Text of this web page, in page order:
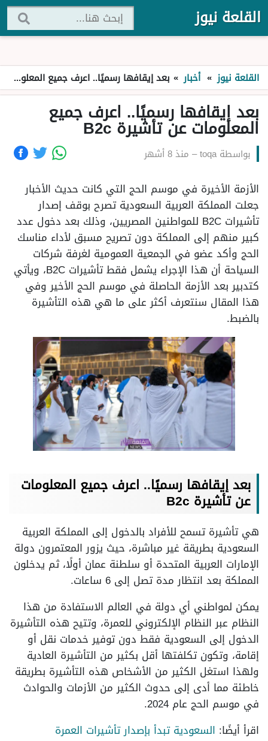
القلعة نيوز
القلعة نيوز » أخبار » بعد إيقافها رسميًا.. اعرف جميع المعلومات عن تأشيرة B2c
بعد إيقافها رسميًا.. اعرف جميع
المعلومات عن تأشيرة B2c
بواسطةtoqa
– منذ 8 أشهر
الأزمة الأخيرة في موسم الحج التي كانت حديث الأخبار
جعلت المملكة العربية السعودية تصرح بوقف إصدار
تأشيرات B2C للمواطنين المصريين، وذلك بعد دخول عدد
كبير منهم إلى المملكة دون تصريح مسبق لأداء مناسك
الحج وأكد عضو في الجمعية العمومية لغرفة شركات
السياحة أن هذا الإجراء يشمل فقط تأشيرات B2C، ويأتي
كتدبير بعد الأزمة الحاصلة في موسم الحج الأخير وفي
هذا المقال سنتعرف أكثر على ما هي هذه التأشيرة
بالضبط.
بعد إيقافها رسميًا.. اعرف جميع المعلومات
عن تأشيرة B2c
هي تأشيرة تسمح للأفراد بالدخول إلى المملكة العربية
السعودية بطريقة غير مباشرة، حيث يزور المعتمرون دولة
الإمارات العربية المتحدة أو سلطنة عمان أولًا، ثم يدخلون
المملكة بعد انتظار مدة تصل إلى 6 ساعات.
يمكن لمواطني أي دولة في العالم الاستفادة من هذا
النظام عبر النظام الإلكتروني للعمرة، وتتيح هذه التأشيرة
الدخول إلى السعودية فقط دون توفير خدمات نقل أو
إقامة، وتكون تكلفتها أقل بكثير من التأشيرة العادية
ولهذا استغل الكثير من الأشخاص هذه التأشيرة بطريقة
خاطئة مما أدى إلى حدوث الكثير من الأزمات والحوادث
في موسم الحج عام 2024.
اقرأ أيضًا: السعودية تبدأ بإصدار تأشيرات العمرة